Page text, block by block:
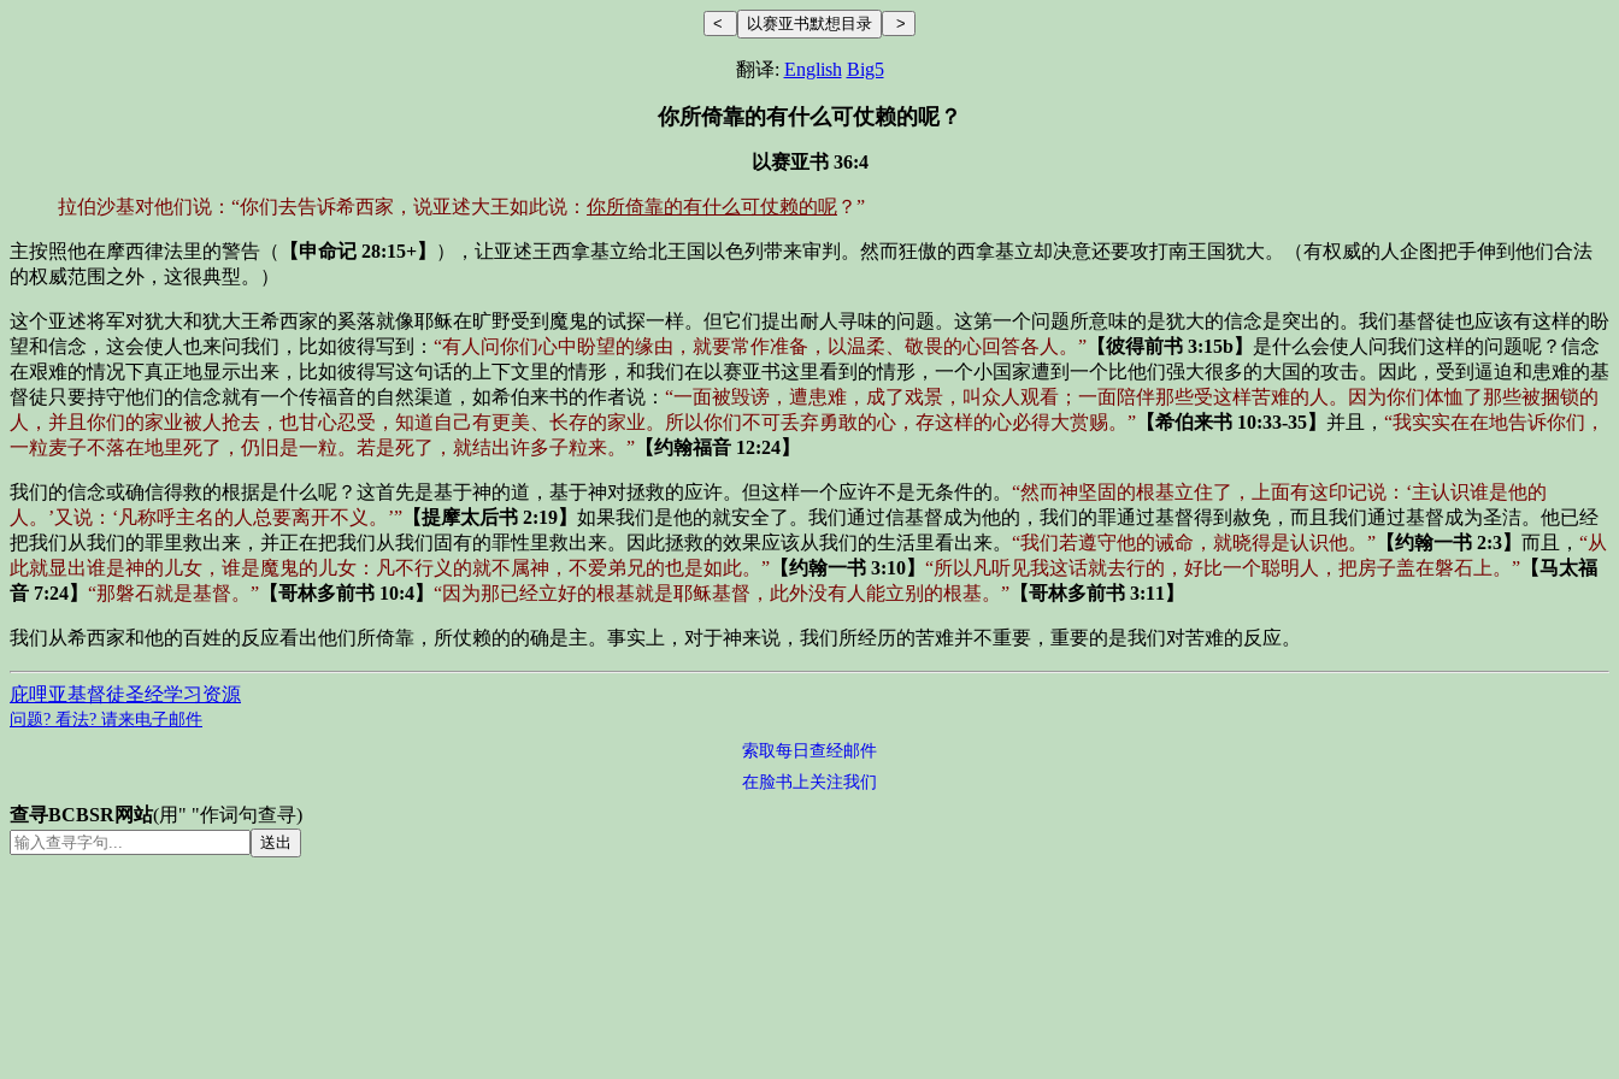
翻译: English Big5
你所倚靠的有什么可仗赖的呢？
以赛亚书 36:4
拉伯沙基对他们说：“你们去告诉希西家，说亚述大王如此说： 你所倚靠的有什么可仗赖的呢 ？”
主按照他在摩西律法里的警告（ 【申命记 28:15+】
），让亚述王西拿基立给北王国以色列带来审判。然而狂傲的西拿基立却决意还要攻打南王国犹大。（有权威的人企图把手伸到他们合法
的权威范围之外，这很典型。）
这个亚述将军对犹大和犹大王希西家的奚落就像耶稣在旷野受到魔鬼的试探一样。但它们提出耐人寻味的问题。这第一个问题所意味的是犹大的信念是突出的。我们基督徒也应该有这样的盼
望和信念，这会使人也来问我们，比如彼得写到： “有人问你们心中盼望的缘由，就要常作准备，以温柔、敬畏的心回答各人。” 【彼得前书 3:15b】 是什么会使人问我们这样的问题呢？信念
在艰难的情况下真正地显示出来，比如彼得写这句话的上下文里的情形，和我们在以赛亚书这里看到的情形，一个小国家遭到一个比他们强大很多的大国的攻击。因此，受到逼迫和患难的基
督徒只要持守他们的信念就有一个传福音的自然渠道，如希伯来书的作者说： “一面被毁谤，遭患难，成了戏景，叫众人观看；一面陪伴那些受这样苦难的人。因为你们体恤了那些被捆锁的
人，并且你们的家业被人抢去，也甘心忍受，知道自己有更美、长存的家业。所以你们不可丢弃勇敢的心，存这样的心必得大赏赐。” 【希伯来书 10:33-35】 并且， “我实实在在地告诉你们，
一粒麦子不落在地里死了，仍旧是一粒。若是死了，就结出许多子粒来。” 【约翰福音 12:24】
我们的信念或确信得救的根据是什么呢？这首先是基于神的道，基于神对拯救的应许。但这样一个应许不是无条件的。 “然而神坚固的根基立住了，上面有这印记说：‘主认识谁是他的
人。’又说：‘凡称呼主名的人总要离开不义。’” 【提摩太后书 2:19】 如果我们是他的就安全了。我们通过信基督成为他的，我们的罪通过基督得到赦免，而且我们通过基督成为圣洁。他已经
把我们从我们的罪里救出来，并正在把我们从我们固有的罪性里救出来。因此拯救的效果应该从我们的生活里看出来。 “我们若遵守他的诫命，就晓得是认识他。” 【约翰一书 2:3】 而且， “从
此就显出谁是神的儿女，谁是魔鬼的儿女：凡不行义的就不属神，不爱弟兄的也是如此。” 【约翰一书 3:10】 “所以凡听见我这话就去行的，好比一个聪明人，把房子盖在磐石上。” 【马太福
音 7:24】 “那磐石就是基督。” 【哥林多前书 10:4】 “因为那已经立好的根基就是耶稣基督，此外没有人能立别的根基。” 【哥林多前书 3:11】
我们从希西家和他的百姓的反应看出他们所倚靠，所仗赖的的确是主。事实上，对于神来说，我们所经历的苦难并不重要，重要的是我们对苦难的反应。
庇哩亚基督徒圣经学习资源
问题? 看法? 请来电子邮件
索取每日查经邮件
在脸书上关注我们
查寻BCBSR网站(用" "作词句查寻)